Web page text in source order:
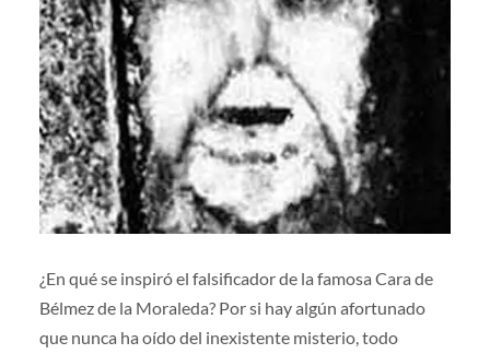
¿En qué se inspiró el falsificador de la famosa Cara de
Bélmez de la Moraleda? Por si hay algún afortunado
que nunca ha oído del inexistente misterio, todo